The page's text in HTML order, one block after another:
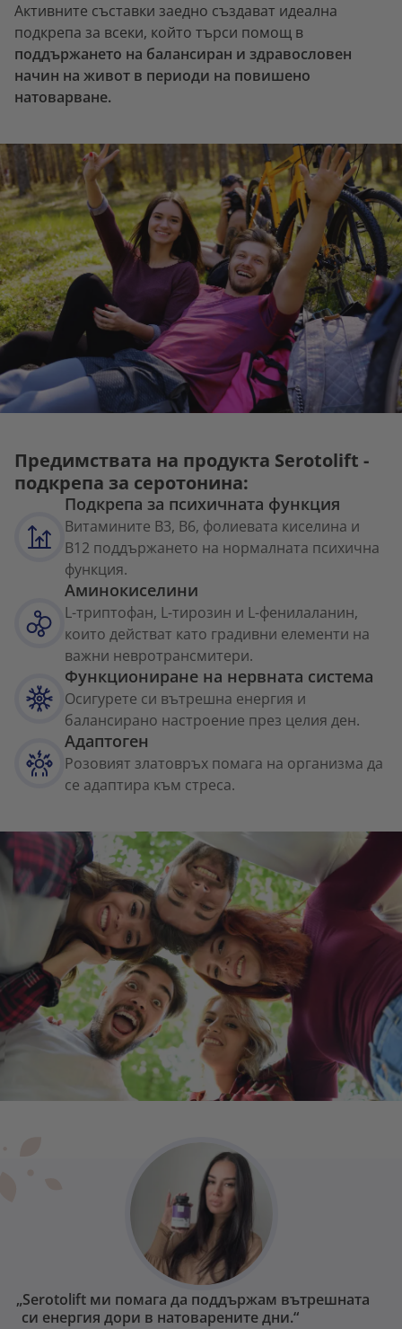
Активните съставки заедно създават идеална
подкрепа за всеки, който търси помощ в
поддържането на балансиран и здравословен
начин на живот в периоди на повишено
натоварване.
Предимствата на продукта Serotolift -
подкрепа за серотонина:
Подкрепа за психичната функция
Витамините В3, В6, фолиевата киселина и
В12 поддържането на нормалната психична
функция.
Аминокиселини
L-триптофан, L-тирозин и L-фенилаланин,
които действат като градивни елементи на
важни невротрансмитери.
Функциониране на нервната система
Осигурете си вътрешна енергия и
балансирано настроение през целия ден.
Адаптоген
Розовият златовръх помага на организма да
се адаптира към стреса.
„Serotolift ми помага да поддържам вътрешната
си енергия дори в натоварените дни.“